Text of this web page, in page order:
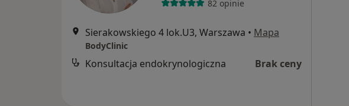
82 opinie
Sierakowskiego 4 lok.U3, Warszawa • Mapa
BodyClinic
Konsultacja endokrynologiczna Brak ceny